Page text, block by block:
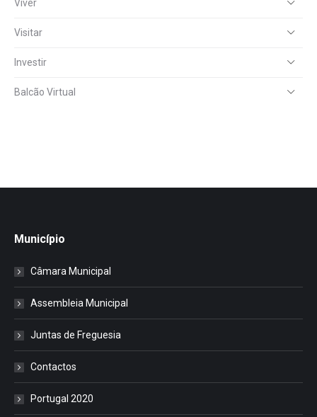
Viver
Visitar
Investir
Balcão Virtual
Município
Câmara Municipal
Assembleia Municipal
Juntas de Freguesia
Contactos
Portugal 2020